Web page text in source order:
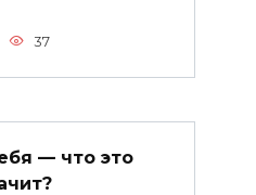
37
— что это